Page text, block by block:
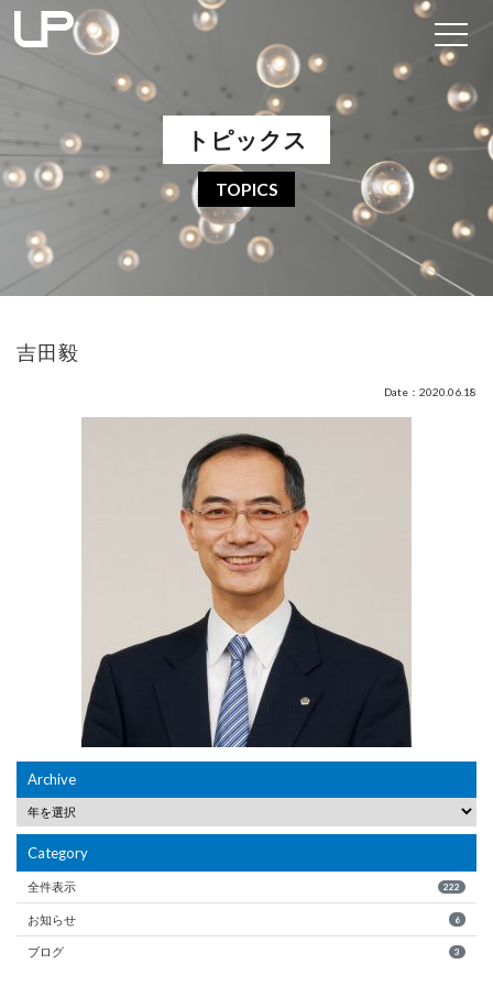
トピックス
TOPICS
吉田毅
Date：2020.06.18
Archive
Category
全件表示 222
お知らせ 6
ブログ 3